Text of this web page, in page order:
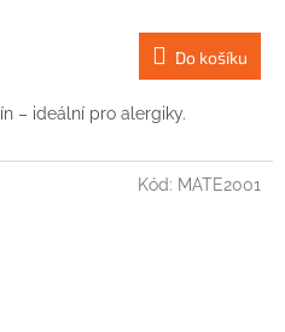
Do košíku
– ideální pro alergiky.
Kód: MATE2001